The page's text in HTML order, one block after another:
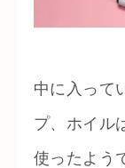
中に入って
プ、ホイル
使ったよう